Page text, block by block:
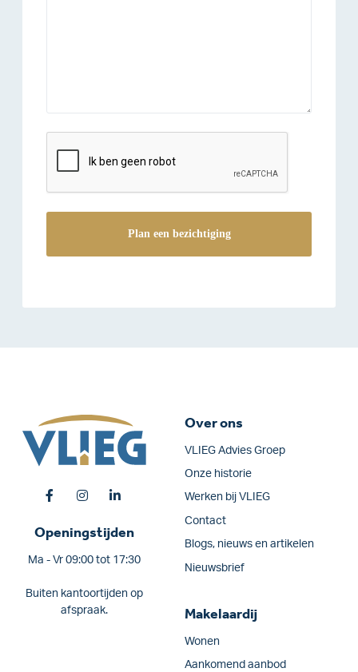
Openingstijden
Ma - Vr 09:00 tot 17:30
Buiten kantoortijden op
afspraak.
Over ons
VLIEG Advies Groep
Onze historie
Werken bij VLIEG
Contact
Blogs, nieuws en artikelen
Nieuwsbrief
Makelaardij
Wonen
Aankomend aanbod